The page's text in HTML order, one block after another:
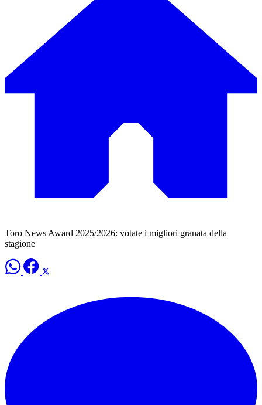
Toro News Award 2025/2026: votate i migliori granata della
stagione